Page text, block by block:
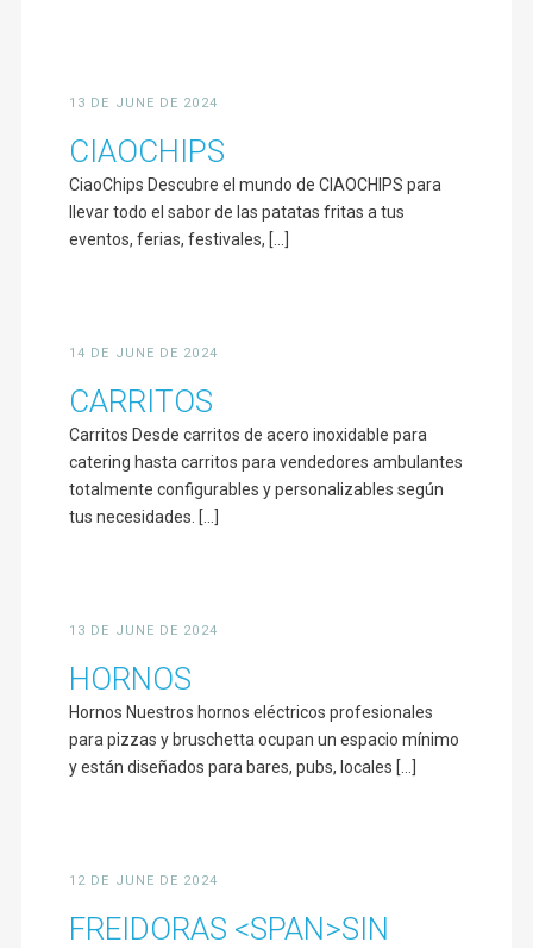
13 DE JUNE DE 2024
CIAOCHIPS
CiaoChips Descubre el mundo de CIAOCHIPS para
llevar todo el sabor de las patatas fritas a tus
eventos, ferias, festivales, [...]
14 DE JUNE DE 2024
CARRITOS
Carritos Desde carritos de acero inoxidable para
catering hasta carritos para vendedores ambulantes
totalmente configurables y personalizables según
tus necesidades. [...]
13 DE JUNE DE 2024
HORNOS
Hornos Nuestros hornos eléctricos profesionales
para pizzas y bruschetta ocupan un espacio mínimo
y están diseñados para bares, pubs, locales [...]
12 DE JUNE DE 2024
FREIDORAS <SPAN>SIN